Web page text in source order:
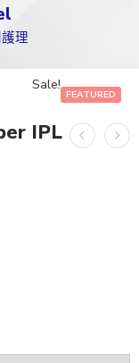
理
FEATURED
Sale!
IPL